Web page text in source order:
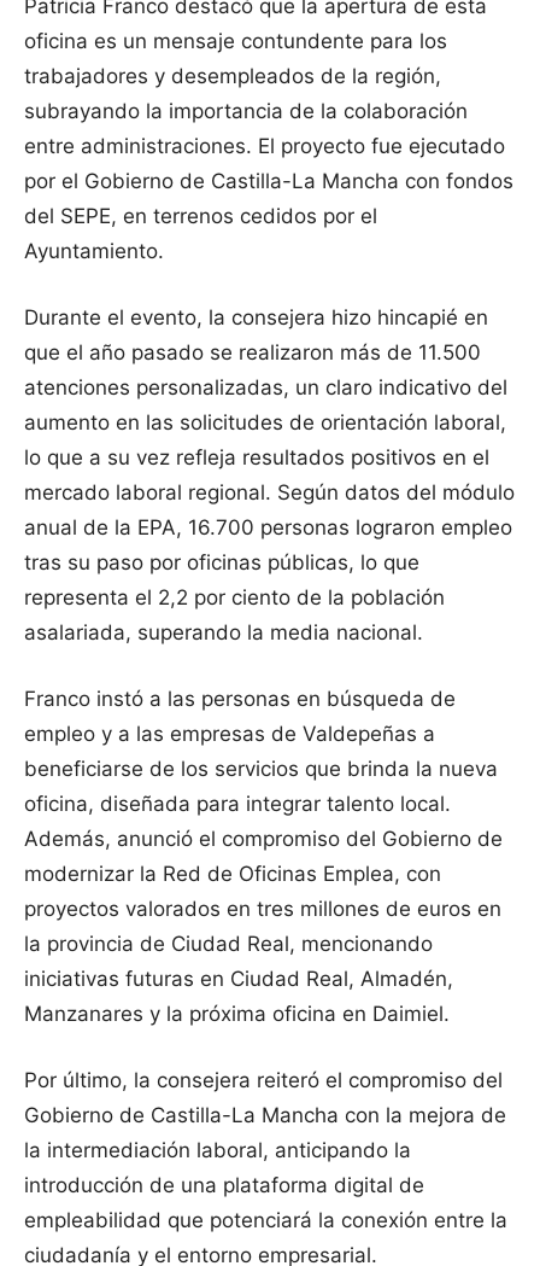
Patricia Franco destacó que la apertura de esta
oficina es un mensaje contundente para los
trabajadores y desempleados de la región,
subrayando la importancia de la colaboración
entre administraciones. El proyecto fue ejecutado
por el Gobierno de Castilla-La Mancha con fondos
del SEPE, en terrenos cedidos por el
Ayuntamiento.
Durante el evento, la consejera hizo hincapié en
que el año pasado se realizaron más de 11.500
atenciones personalizadas, un claro indicativo del
aumento en las solicitudes de orientación laboral,
lo que a su vez refleja resultados positivos en el
mercado laboral regional. Según datos del módulo
anual de la EPA, 16.700 personas lograron empleo
tras su paso por oficinas públicas, lo que
representa el 2,2 por ciento de la población
asalariada, superando la media nacional.
Franco instó a las personas en búsqueda de
empleo y a las empresas de Valdepeñas a
beneficiarse de los servicios que brinda la nueva
oficina, diseñada para integrar talento local.
Además, anunció el compromiso del Gobierno de
modernizar la Red de Oficinas Emplea, con
proyectos valorados en tres millones de euros en
la provincia de Ciudad Real, mencionando
iniciativas futuras en Ciudad Real, Almadén,
Manzanares y la próxima oficina en Daimiel.
Por último, la consejera reiteró el compromiso del
Gobierno de Castilla-La Mancha con la mejora de
la intermediación laboral, anticipando la
introducción de una plataforma digital de
empleabilidad que potenciará la conexión entre la
ciudadanía y el entorno empresarial.